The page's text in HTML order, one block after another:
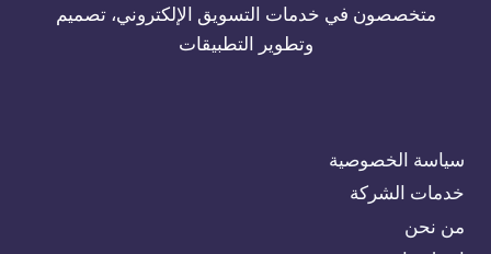
متخصصون في خدمات التسويق الإلكتروني، تصميم
وتطوير التطبيقات
سياسة الخصوصية
خدمات الشركة
من نحن